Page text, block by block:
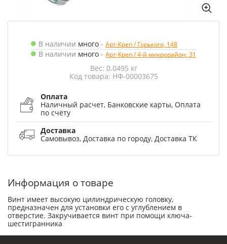
В наличии много - Арт-Креп / Горького, 148
В наличии много - Арт-Креп / 4-й микрорайон, 31
Вес: 0.0495 кг
Код товара: НФ-00003675
Оплата
Наличный расчет, Банковские карты, Оплата
по счёту
Доставка
Самовывоз, Доставка по городу, Доставка ТК
Информация о товаре
Винт имеет высокую цилиндрическую головку,
предназначен для установки его с углублением в
отверстие. Закручивается винт при помощи ключа-
шестигранника